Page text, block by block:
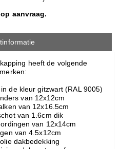
aanvraag.
heeft de volgende
de kleur gitzwart (RAL 9005)
van 12x12cm
van 12x16.5cm
van 1.6cm dik
van 12x14cm
van 4.5x12cm
dakbedekking